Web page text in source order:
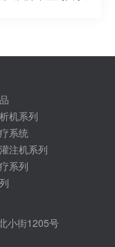
机系列
系统
注机系列
系列
小街1205号